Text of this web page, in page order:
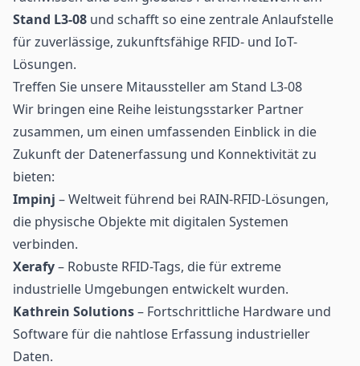
Stand L3-08 und schafft so eine zentrale Anlaufstelle
für zuverlässige, zukunftsfähige RFID- und IoT-
Lösungen.
Treffen Sie unsere Mitaussteller am Stand L3-08
Wir bringen eine Reihe leistungsstarker Partner
zusammen, um einen umfassenden Einblick in die
Zukunft der Datenerfassung und Konnektivität zu
bieten:
Impinj – Weltweit führend bei RAIN-RFID-Lösungen,
die physische Objekte mit digitalen Systemen
verbinden.
Xerafy– Robuste RFID-Tags, die für extreme
industrielle Umgebungen entwickelt wurden.
Kathrein Solutions– Fortschrittliche Hardware und
Software für die nahtlose Erfassung industrieller
Daten.